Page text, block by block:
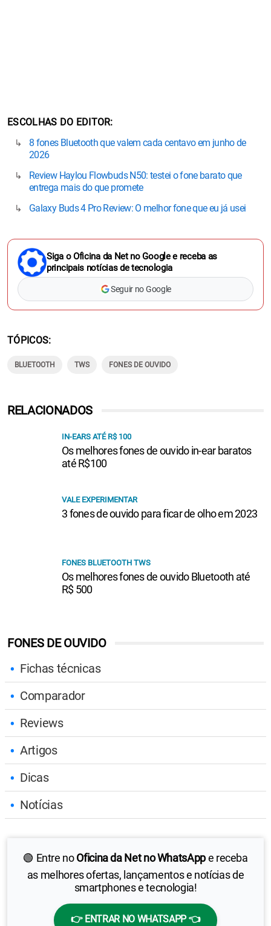
ESCOLHAS DO EDITOR
8 fones Bluetooth que valem cada centavo em junho de
2026
Review Haylou Flowbuds N50: testei o fone barato que
entrega mais do que promete
Galaxy Buds 4 Pro Review: O melhor fone que eu já usei
Siga o Oficina da Net no Google e receba as
principais notícias de tecnologia
Seguir no Google
TÓPICOS
BLUETOOTH TWS FONES DE OUVIDO
FONES DE OUVIDO
Fichas técnicas
Comparador
Reviews
Artigos
Dicas
Notícias
🟢 Entre noOficina da Net no WhatsAppe receba
as melhores ofertas, lançamentos e notícias de
smartphones e tecnologia!
👉 ENTRAR NO WHATSAPP 👈
RELACIONADOS
IN-EARS ATÉ R$ 100
Os melhores fones de ouvido in-ear baratos
até R$100
VALE EXPERIMENTAR
3 fones de ouvido para ficar de olho em 2023
FONES BLUETOOTH TWS
Os melhores fones de ouvido Bluetooth até
R$ 500